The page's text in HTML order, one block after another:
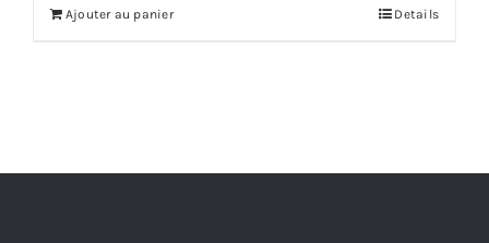
Ajouter au panier Details